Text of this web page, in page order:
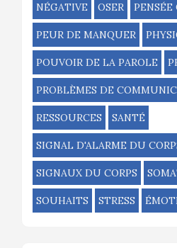
NÉGATIVE OSER PENSÉE
PEUR DE MANQUER
POUVOIR DE LA PAROLE
PROBLÈMES DE
RESSOURCES SANTÉ
SIGNAL D'ALARME DU
SIGNAUX DU CORPS
SOUHAITS STRESS